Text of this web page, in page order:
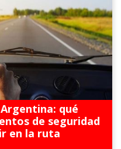
qué
de seguridad
en la ruta